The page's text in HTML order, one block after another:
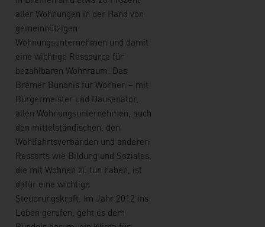
aller Wohnungen in der Hand von
gemeinnützigen
Wohnungsunternehmen und damit
eine wichtige Ressource für
bezahlbaren Wohnraum. Das
Bremer Bündnis für Wohnen – mit
Bürgermeister und Bausenator,
allen Wohnungsunternehmen, auch
den mittelständischen, den
Wohlfahrtsverbänden und anderen
Ressorts wie Bildung und Soziales,
die mit Wohnen zu tun haben, ist
dafür eine wichtige
Steuerungskraft. Im Jahr 2012 ins
Leben gerufen, geht es dem